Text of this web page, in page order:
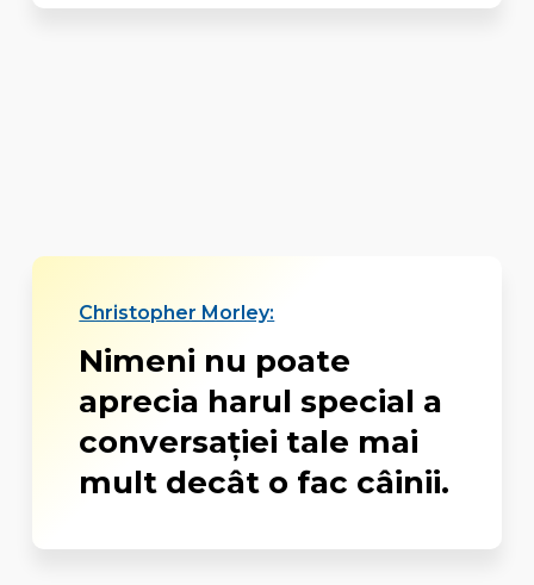
Christopher Morley:
Nimeni nu poate
aprecia harul special a
conversației tale mai
mult decât o fac câinii.